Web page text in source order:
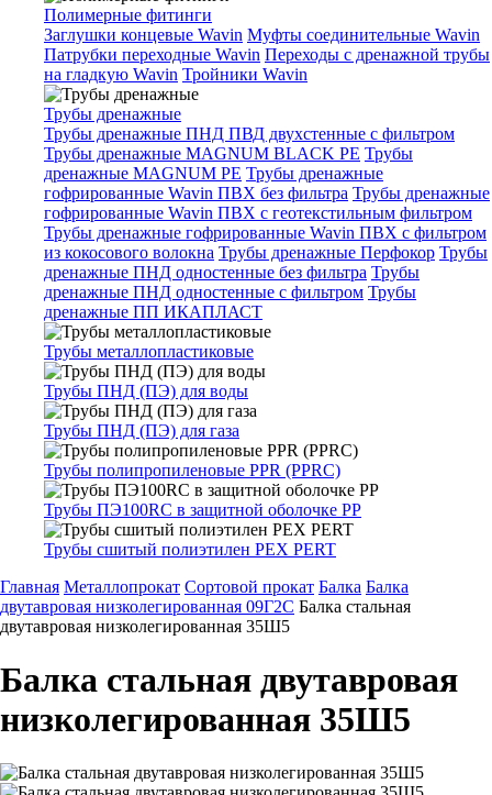
Полимерные фитинги
Заглушки концевые Wavin Муфты соединительные Wavin
Патрубки переходные Wavin Переходы с дренажной трубы
на гладкую Wavin Тройники Wavin
Трубы дренажные
Трубы дренажные ПНД ПВД двухстенные с фильтром
Трубы дренажные MAGNUM BLACK PE Трубы
дренажные MAGNUM PE Трубы дренажные
гофрированные Wavin ПВХ без фильтра Трубы дренажные
гофрированные Wavin ПВХ с геотекстильным фильтром
Трубы дренажные гофрированные Wavin ПВХ с фильтром
из кокосового волокна Трубы дренажные Перфокор Трубы
дренажные ПНД одностенные без фильтра Трубы
дренажные ПНД одностенные с фильтром Трубы
дренажные ПП ИКАПЛАСТ
Трубы металлопластиковые
Трубы ПНД (ПЭ) для воды
Трубы ПНД (ПЭ) для газа
Трубы полипропиленовые PPR (PPRC)
Трубы ПЭ100RC в защитной оболочке PP
Трубы сшитый полиэтилен PEX PERT
Главная Металлопрокат Сортовой прокат Балка Балка
двутавровая низколегированная 09Г2С Балка стальная
двутавровая низколегированная 35Ш5
Балка стальная двутавровая
низколегированная 35Ш5